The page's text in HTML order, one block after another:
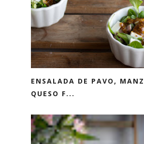
ENSALADA DE PAVO,
QUESO F...